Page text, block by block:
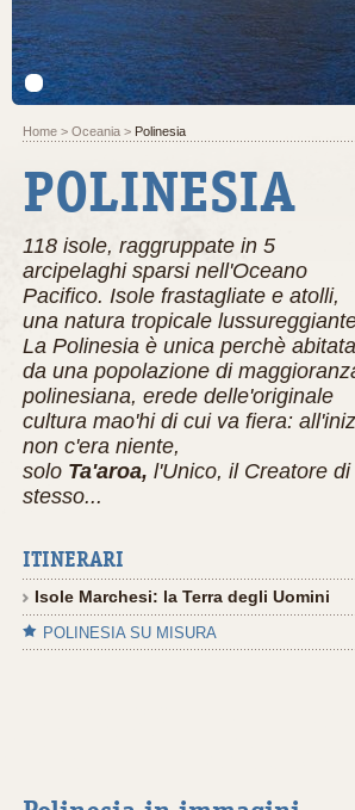
Home > Oceania > Polinesia
POLINESIA
118 isole, raggruppate in 5
arcipelaghi sparsi nell'Oceano
Pacifico. Isole frastagliate e atolli,
una natura tropicale
La Polinesia è unica perchè abitata
da una popolazione di
polinesiana, erede delle'originale
cultura mao'hidi cui va fiera:
non c'era niente,
solo Ta'aroa, l'Unico, il Creatore di
stesso...
ITINERARI
Isole Marchesi: la Terra degli Uomini
POLINESIA SU MISURA